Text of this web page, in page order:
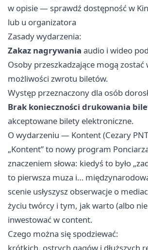
w opisie — sprawdź dostępność w
lub u organizatora
Zasady wydarzenia:
Zakaz nagrywania audio i wideo
Osoby przeszkadzające mogą
możliwości zwrotu biletów.
Występ przeznaczony dla osób
Brak konieczności drukowania
akceptowane bilety elektroniczne.
O wydarzeniu — Kontent (Cezary
„Kontent” to nowy program
znaczeniem słowa: kiedyś to było
to pierwsza muza i…
scenie usłyszysz obserwacje o
życiu twórcy i tym, jak warto (albo
inwestować w content.
Czego można się spodziewać:
krótkich, ostrych gagów i dłuższych